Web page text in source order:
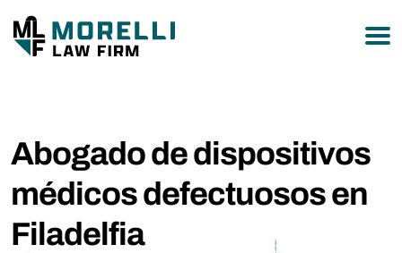
Abogado de dispositivos
médicos defectuosos en
Filadelfia